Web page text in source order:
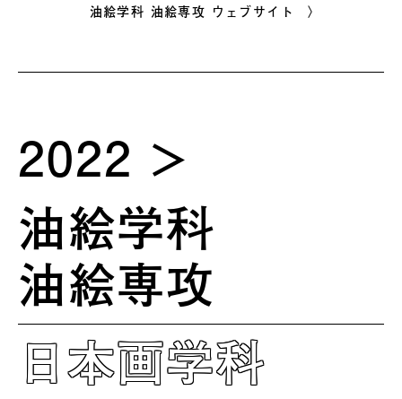
油絵学科 油絵専攻 ウェブサイト 〉
2022
油絵学科
油絵専攻
日本画学科